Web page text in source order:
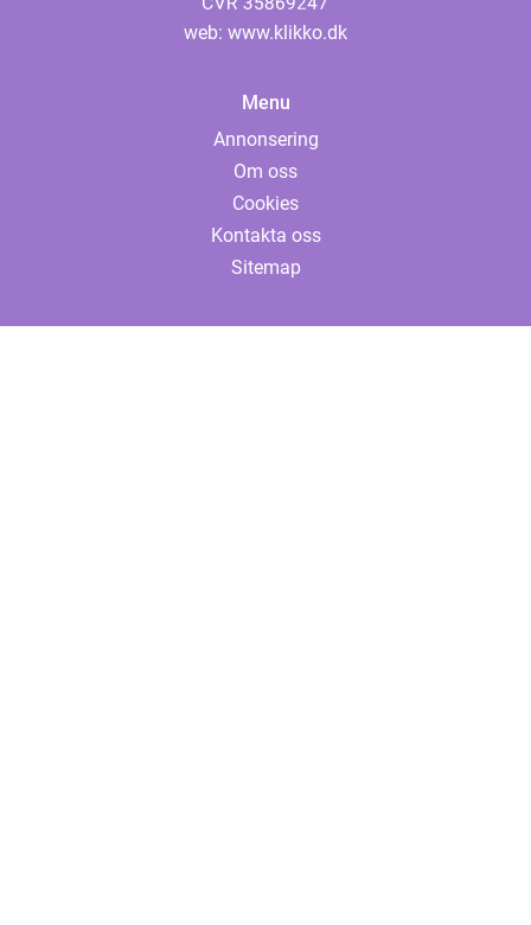
web: www.klikko.dk
Menu
Annonsering
Om oss
Cookies
Kontakta oss
Sitemap